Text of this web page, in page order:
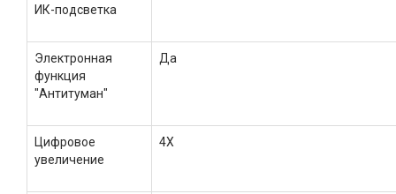
ИК-подсветка
Электронная
функция
"Антитуман"
Да
Цифровое
увеличение
4X